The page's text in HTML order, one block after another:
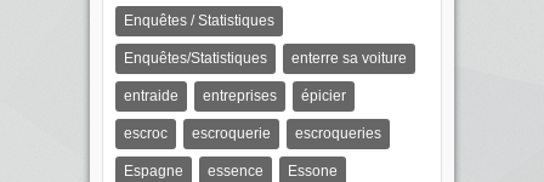
Enquêtes / Statistiques
Enquêtes/Statistiques enterre sa voiture
entraide entreprises épicier
escroc escroquerie escroqueries
Espagne essence Essone